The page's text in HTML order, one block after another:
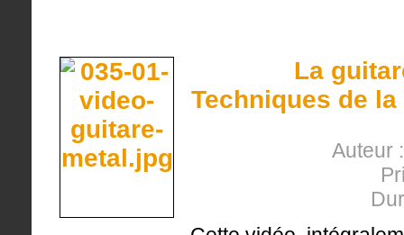
La
Techniques de
Auteur